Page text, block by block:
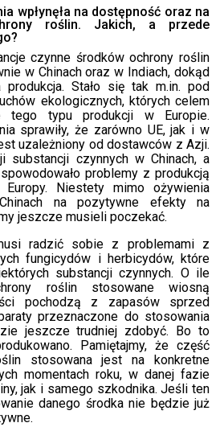
wpłynęła na dostępność oraz na
roślin. Jakich, a przede
czynne środków ochrony roślin
w Chinach oraz w Indiach, dokąd
produkcja. Stało się tak m.in. pod
ekologicznych, których celem
tego typu produkcji w Europie.
sprawiły, że zarówno UE, jak i w
uzależniony od dostawców z Azji.
substancji czynnych w Chinach, a
problemy z produkcją
Niestety mimo ożywienia
na pozytywne efekty na
jeszcze musieli poczekać.
radzić sobie z problemami z
fungicydów i herbicydów, które
substancji czynnych. O ile
roślin stosowane wiosną
pochodzą z zapasów sprzed
przeznaczone do stosowania
jeszcze trudniej zdobyć. Bo to
Pamiętajmy, że część
stosowana jest na konkretne
momentach roku, w danej fazie
jak i samego szkodnika. Jeśli ten
danego środka nie będzie już